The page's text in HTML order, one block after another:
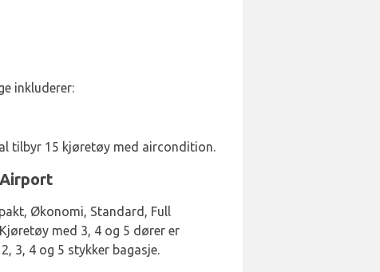
inkluderer:
tilbyr 15 kjøretøy med aircondition.
Økonomi, Standard, Full
med 3, 4 og 5 dører er
3, 4 og 5 stykker bagasje.